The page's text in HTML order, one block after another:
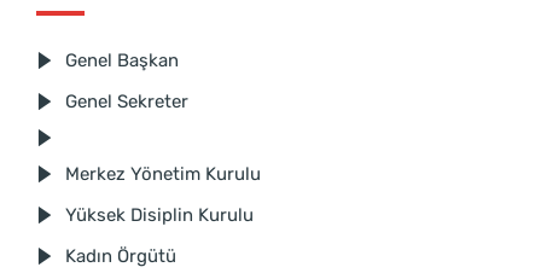
Genel Başkan
Genel Sekreter
Merkez Yönetim Kurulu
Yüksek Disiplin Kurulu
Kadın Örgütü